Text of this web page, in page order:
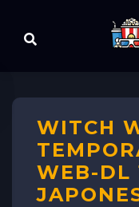
WITCH
WEB-DL